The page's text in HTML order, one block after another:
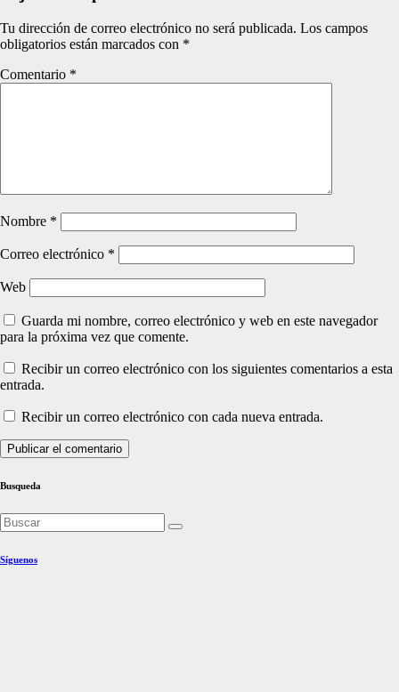
Tu dirección de correo electrónico no será publicada. Los campos
obligatorios están marcados con *
Comentario *
Nombre *
Correo electrónico *
Web
Guarda mi nombre, correo electrónico y web en este navegador
para la próxima vez que comente.
Recibir un correo electrónico con los siguientes comentarios a esta
entrada.
Recibir un correo electrónico con cada nueva entrada.
Busqueda
Síguenos